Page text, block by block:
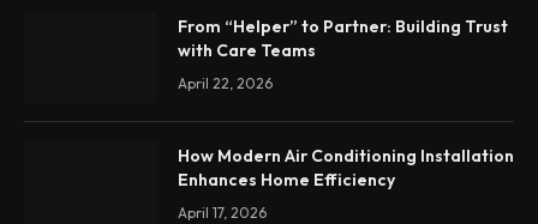
From “Helper” to Partner: Building Trust
with Care Teams
April 22, 2026
How Modern Air Conditioning Installation
Enhances Home Efficiency
April 17, 2026